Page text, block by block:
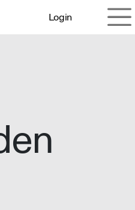
Login